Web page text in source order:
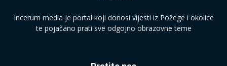
Incerum media je portal koji donosi vijesti iz Požege i okolice
te pojačano prati sve odgojno obrazovne teme